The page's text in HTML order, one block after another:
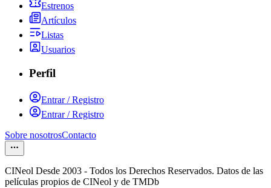
Estrenos
Artículos
Listas
Usuarios
Perfil
Entrar / Registro
Entrar / Registro
Sobre nosotrosContacto
CINeol Desde 2003 - Todos los Derechos Reservados. Datos de las
películas propios de CINeol y de TMDb